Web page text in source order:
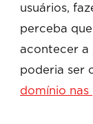
usuários,
perceba
acontecer a
poderia ser
domínio nas